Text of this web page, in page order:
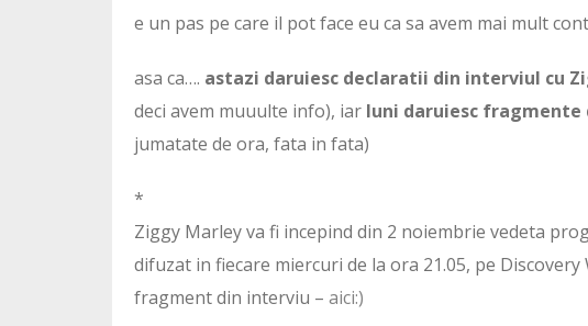
e un pas pe care il pot face eu ca sa avem mai mult
asa ca…. astazi daruiesc declaratii din interviul cu
deci avem muuulte info), iar luni daruiesc fragmente
jumatate de ora, fata in fata)
*
Ziggy Marley va fi incepind din 2 noiembrie vedeta
difuzat in fiecare miercuri de la ora 21.05, pe
fragment din interviu – aici:)